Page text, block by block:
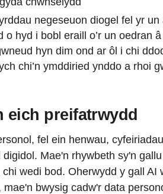
negeseuon diogel fel yr un
o hyd i bobl eraill o’r un oedran
hyn dim ond ar ôl i chi
chi’n ymddiried ynddo a rhoi
eich preifatrwydd
fel ein henwau,
Mae'n rhywbeth sy'n
wedi bod. Oherwydd y gall AI
mae'n bwysig cadw'r data